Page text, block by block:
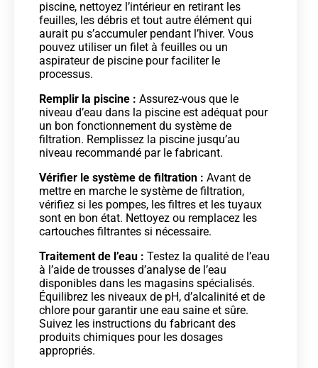
piscine, nettoyez l’intérieur en retirant les
feuilles, les débris et tout autre élément qui
aurait pu s’accumuler pendant l’hiver. Vous
pouvez utiliser un filet à feuilles ou un
aspirateur de piscine pour faciliter le
processus.
Remplir la piscine : Assurez-vous que le
niveau d’eau dans la piscine est adéquat pour
un bon fonctionnement du système de
filtration. Remplissez la piscine jusqu’au
niveau recommandé par le fabricant.
Vérifier le système de filtration : Avant de
mettre en marche le système de filtration,
vérifiez si les pompes, les filtres et les tuyaux
sont en bon état. Nettoyez ou remplacez les
cartouches filtrantes si nécessaire.
Traitement de l’eau : Testez la qualité de l’eau
à l’aide de trousses d’analyse de l’eau
disponibles dans les magasins spécialisés.
Équilibrez les niveaux de pH, d’alcalinité et de
chlore pour garantir une eau saine et sûre.
Suivez les instructions du fabricant des
produits chimiques pour les dosages
appropriés.